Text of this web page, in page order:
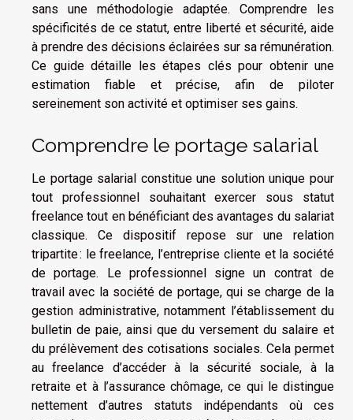
sans une méthodologie adaptée. Comprendre les
spécificités de ce statut, entre liberté et sécurité, aide
à prendre des décisions éclairées sur sa rémunération.
Ce guide détaille les étapes clés pour obtenir une
estimation fiable et précise, afin de piloter
sereinement son activité et optimiser ses gains.
Comprendre le portage salarial
Le portage salarial constitue une solution unique pour
tout professionnel souhaitant exercer sous statut
freelance tout en bénéficiant des avantages du salariat
classique. Ce dispositif repose sur une relation
tripartite : le freelance, l’entreprise cliente et la société
de portage. Le professionnel signe un contrat de
travail avec la société de portage, qui se charge de la
gestion administrative, notamment l’établissement du
bulletin de paie, ainsi que du versement du salaire et
du prélèvement des cotisations sociales. Cela permet
au freelance d’accéder à la sécurité sociale, à la
retraite et à l’assurance chômage, ce qui le distingue
nettement d’autres statuts indépendants où ces